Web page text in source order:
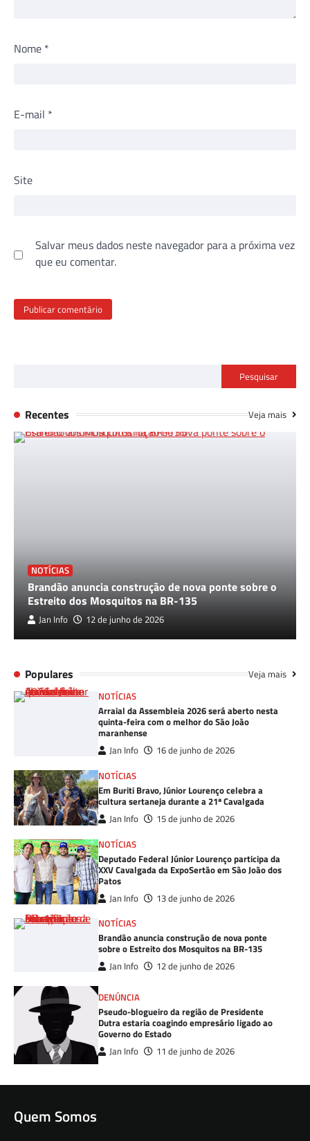
Nome *
E-mail *
Site
Salvar meus dados neste navegador para a próxima vez
que eu comentar.
Pesquisar
Recentes Veja mais
NOTÍCIAS
Brandão anuncia construção de nova ponte sobre o
Estreito dos Mosquitos na BR-135
Jan Info 12 de junho de 2026
Populares Veja mais
NOTÍCIAS
Arraial da Assembleia 2026 será aberto nesta
quinta-feira com o melhor do São João
maranhense
Jan Info
16 de junho de 2026
NOTÍCIAS
Em Buriti Bravo, Júnior Lourenço celebra a
cultura sertaneja durante a 21ª Cavalgada
Jan Info
15 de junho de 2026
NOTÍCIAS
Deputado Federal Júnior Lourenço participa da
XXV Cavalgada da ExpoSertão em São João dos
Patos
Jan Info
13 de junho de 2026
NOTÍCIAS
Brandão anuncia construção de nova ponte
sobre o Estreito dos Mosquitos na BR-135
Jan Info 12 de junho de 2026
DENÚNCIA
Pseudo-blogueiro da região de Presidente
Dutra estaria coagindo empresário ligado ao
Governo do Estado
Jan Info 11 de junho de 2026
Quem Somos